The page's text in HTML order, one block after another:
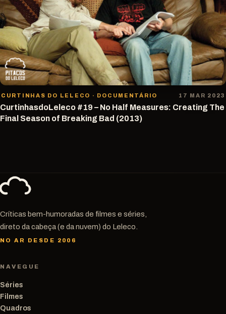
CURTINHAS DO LELECO · DOCUMENTÁRIO 17 MAR 2023
CurtinhasdoLeleco #19 – No Half Measures: Creating The
Final Season of Breaking Bad (2013)
Críticas bem-humoradas de filmes e séries,
direto da cabeça (e da nuvem) do Leleco.
NO AR DESDE 2006
NAVEGUE
Séries
Filmes
Quadros